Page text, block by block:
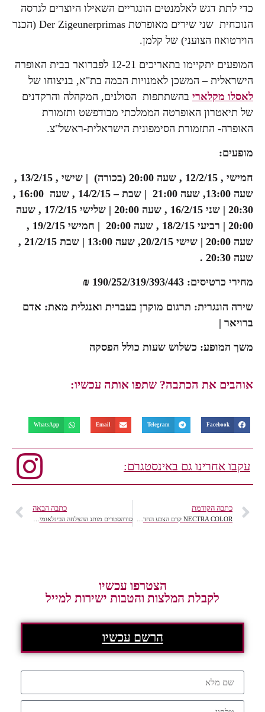
כדי לתת דגש לאלמנטים הונגריים השאילו היוצרים לגרסה
הנוכחית שני שירים מאופרטת Der Zigeunerprimas (הכנר
הוירטואוז הצועני) של קלמן.
המופעים יתקיימו בתאריכים 12-21 לפברואר בבית האופרה
הישראלית – המשכן לאמנויות הבמה בת"א, בניצוחו של
לאסלו מקלארי בהשתתפות הסולנים, המקהלה והרקדנים
של תיאטרון האופרטה הממלכתי מבודפשט ותזמורת
האופרה- התזמורת הסימפונית הישראלית-ראשל"צ.
מופעים:
חמישי , 12/2/15 , שעה 20:00 (בכורה) |
שישי , 13/2/15 ,
שעה 13:00, שעה 21:00
|
שבת – 14/2/15 , שעה 16:00 ,
20:30
| שני 16/2/15 , שעה 20:00 |
שלישי 17/2/15 , שעה
20:00
| רביעי 18/2/15 , שעה 20:00 |
חמישי 19/2/15 ,
שעה 20:00
| שישי 20/2/15, שעה 13:00 |
שבת 21/2/15 ,
שעה 20:30 .
מחירי כרטיסים: 190/252/319/393/443 ₪
שירה הונגרית: תרגום מוקרן בעברית ואנגלית מאת: אדם
ברויאר |
משך המופע: כשלוש שעות כולל הפסקה
אוהבים את הכתבה? שתפו אותה עכשיו:
Facebook
Telegram
Email
WhatsApp
עקבו אחרינו גם באינסטגרם:
כתבה הקודמת כתבה הבאה
הצטרפו עכשיו
לקבלת המלצות והטבות ישירות למייל
הרשם עכשיו